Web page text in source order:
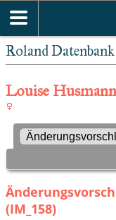
Roland Datenbank
Louise
(IM_158)